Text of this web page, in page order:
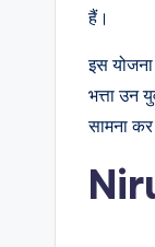
हैं।
इस
भत्ता उन
सामना